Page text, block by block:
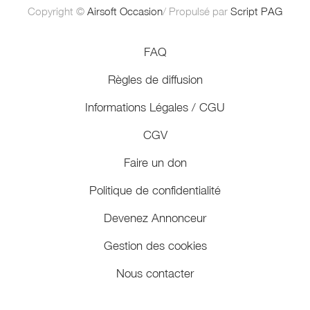
Copyright © Airsoft Occasion/ Propulsé par Script PAG
FAQ
Règles de diffusion
Informations Légales / CGU
CGV
Faire un don
Politique de confidentialité
Devenez Annonceur
Gestion des cookies
Nous contacter